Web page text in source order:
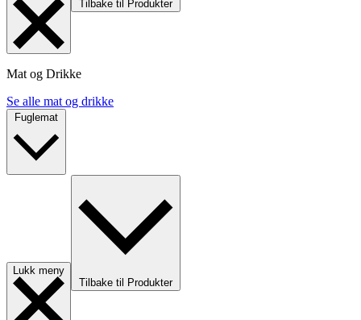
Tilbake til Produkter
Mat og Drikke
Se alle mat og drikke
Lukk meny
Tilbake til Produkter